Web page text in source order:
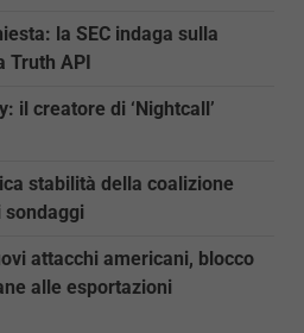
la SEC indaga sulla
Truth API
il creatore di ‘Nightcall’
stabilità della coalizione
sondaggi
attacchi americani, blocco
alle esportazioni